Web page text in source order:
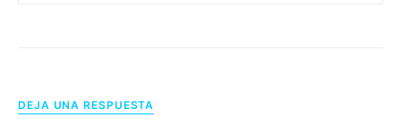
DEJA UNA RESPUESTA